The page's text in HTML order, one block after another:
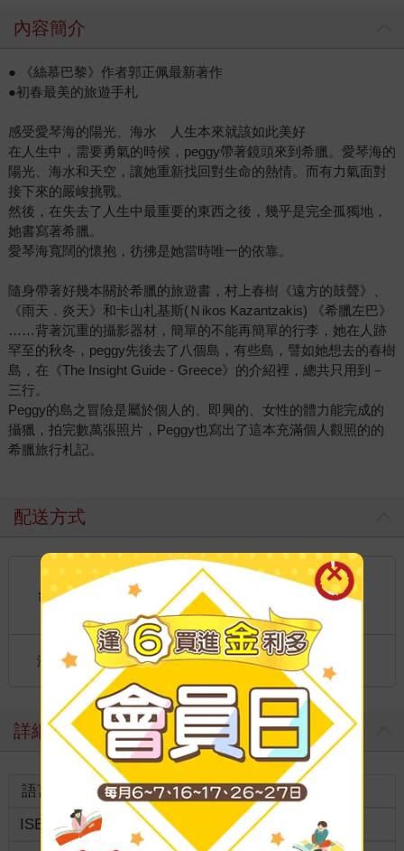
趟村上春樹之旅。她住在東京，假日的時候就試著坐電車到
個人默默在櫃台後面，一邊親手做點下酒小菜，調On the
rock威士忌，一邊換LP唱盤的爵士喫茶店老闆身影。更有空
時，就前往希臘斯佩察鳥、米克諾斯島、克里特島等地，尋
訪《遠方的鼓聲》一書背景。就這樣帶著村上春樹的書，一
邊重讀，一邊一本一本試著走過書裡出現的場景，她寫下
《2017310101639》《2017490005444》（皆為天下文化）
二書，記錄她和村上、東京、希臘交織而成的故事。 而去巴
黎時，別忘帶本《2017420027096》（貓頭鷹），雨果寫下
《鐘樓怪人》的住所，海明威跟費滋傑羅相識的咖啡館，喬
館，卡謬、沙特、莒哈絲等人在二戰時反抗德軍的地下組織
所在地……書中探索七十位知名文人在巴黎留下的足跡，勾
勒他們在這座夢幻城市的過往。可以讓人踏著眾文學家的腳
步，盡情飽覽巴黎好風光！ 台灣很多縣市都設有文學步道，
或是介紹該縣市的作家及其作品。而到國內外旅遊時，也不
妨走一趟作家的故居，或是走一程文學場景，不僅僅是休閒
踏青，也是重新對文學作品賞析。今年，就為自己安排一趟
文學場景之旅吧！
內容簡介
● 《絲慕巴黎》作者郭正佩最新著作
●初春最美的旅遊手札
感受愛琴海的陽光、海水 人生本來就該如此美好
在人生中，需要勇氣的時候，peggy帶著鏡頭來到希臘。愛琴海的
陽光、海水和天空，讓她重新找回對生命的熱情。而有力氣面對
接下來的嚴峻挑戰。
然後，在失去了人生中最重要的東西之後，幾乎是完全孤獨地，
她書寫著希臘。
愛琴海寬闊的懷抱，彷彿是她當時唯一的依靠。
隨身帶著好幾本關於希臘的旅遊書，村上春樹《遠方的鼓聲》、
《雨天．炎天》和卡山札基斯(Ｎikos Kazantzakis) 《希臘左巴》
……背著沉重的攝影器材，簡單的不能再簡單的行李，她在人跡
罕至的秋冬，peggy先後去了八個島，有些島，譬如她想去的春樹
島，在《The Insight Guide - Greece》的介紹裡，總共只用到－
三行。
Peggy的島之冒險是屬於個人的、即興的、女性的體力能完成的
攝獵，拍完數萬張照片，Peggy也寫出了這本充滿個人觀照的的
希臘旅行札記。
配送方式
台灣
國內宅配：本島、離島
到店取貨：
不限金額免運費
海外
國際快遞：全球
港澳店取：
詳細資料
語言 中文繁體 裝訂
紙本平裝
ISBN
9789862162866 分級